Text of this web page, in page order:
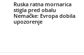
Ruska ratna mornarica
stigla pred obalu
Nemačke: Evropa dobila
upozorenje